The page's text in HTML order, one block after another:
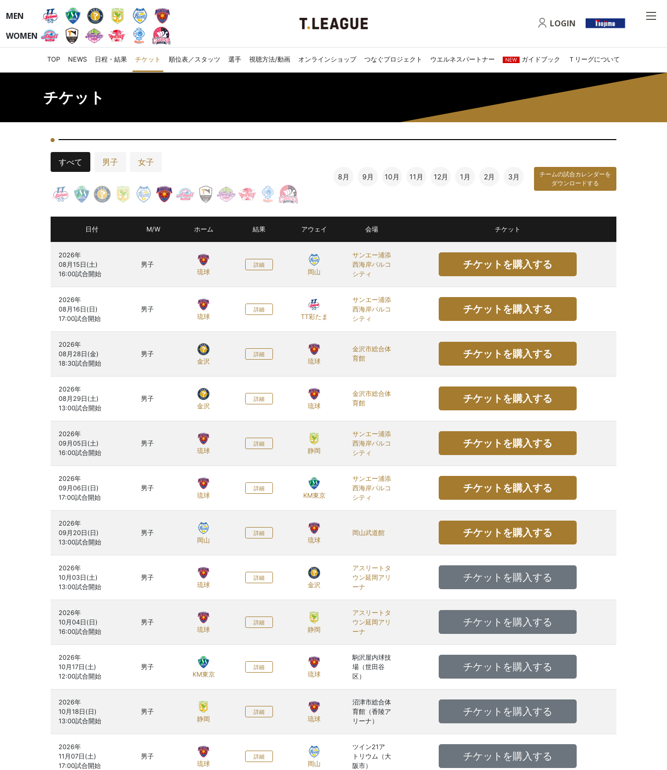
MEN
WOMEN
LOGIN
TOP NEWS 日程・結果 チケット 順位表／スタッツ 選手 視聴方法/動画 オンラインショップ つなぐプロジェクト ウエルネスパートナー NEW ガイドブック Ｔリーグについて
チケット
すべて 男子 女子
8月 9月 10月 11月 12月 1月 2月 3月
チームの試合カレンダーを
ダウンロードする
日付 M/W ホーム 結果 アウェイ 会場 チケット
2026年
08月15日(土)
男子
琉球
詳細
岡山
サンエー浦添
西海岸パルコ
シティ
チケットを購入する
2026年
08月16日(日)
男子
琉球
詳細
TT彩たま
サンエー浦添
西海岸パルコ
シティ
チケットを購入する
2026年
08月28日(金)
男子
金沢
詳細
琉球
金沢市総合体
育館
チケットを購入する
2026年
08月29日(土)
男子
金沢
詳細
琉球
金沢市総合体
育館
チケットを購入する
2026年
09月05日(土)
男子
琉球
詳細
静岡
サンエー浦添
西海岸パルコ
シティ
チケットを購入する
2026年
09月06日(日)
男子
琉球
詳細
KM東京
サンエー浦添
西海岸パルコ
シティ
チケットを購入する
2026年
09月20日(日)
男子
岡山
詳細
琉球
岡山武道館 チケットを購入する
2026年
10月03日(土)
男子
琉球
詳細
金沢
アスリートタ
ウン延岡アリ
ーナ
チケットを購入する
2026年
10月04日(日)
男子
琉球
詳細
静岡
アスリートタ
ウン延岡アリ
ーナ
チケットを購入する
2026年
10月17日(土)
男子
KM東京
詳細
琉球
駒沢屋内球技
場（世田谷
区）
チケットを購入する
2026年
10月18日(日)
男子
静岡
詳細
琉球
沼津市総合体
育館（香陵ア
リーナ）
チケットを購入する
2026年
11月07日(土)
男子
琉球
詳細
岡山
ツイン21ア
トリウム（大
阪市）
チケットを購入する